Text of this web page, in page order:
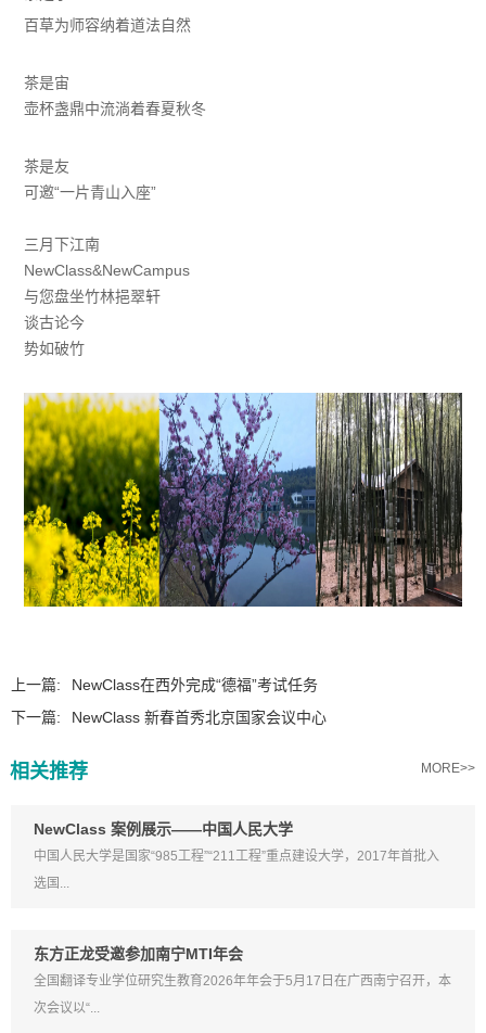
百草为师容纳着道法自然
茶是宙
壶杯盏鼎中流淌着春夏秋冬
茶是友
可邀“一片青山入座”
三月下江南
NewClass&NewCampus
与您盘坐竹林挹翠轩
谈古论今
势如破竹
上一篇:
NewClass在西外完成“德福”考试任务
下一篇:
NewClass 新春首秀北京国家会议中心
相关推荐 MORE>>
NewClass 案例展示——中国人民大学
中国人民大学是国家“985工程”“211工程”重点建设大学，2017年首批入
选国...
东方正龙受邀参加南宁MTI年会
全国翻译专业学位研究生教育2026年年会于5月17日在广西南宁召开，本
次会议以“...